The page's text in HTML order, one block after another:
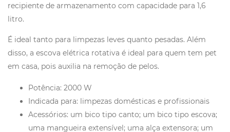
recipiente de armazenamento com capacidade para 1,6
litro.
É ideal tanto para limpezas leves quanto pesadas. Além
disso, a escova elétrica rotativa é ideal para quem tem pet
em casa, pois auxilia na remoção de pelos.
Potência: 2000 W
Indicada para: limpezas domésticas e profissionais
Acessórios: um bico tipo canto; um bico tipo escova;
uma mangueira extensível; uma alça extensora; um